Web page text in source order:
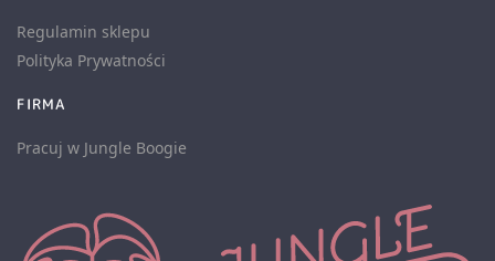
Regulamin sklepu
Polityka Prywatności
FIRMA
Pracuj w Jungle Boogie